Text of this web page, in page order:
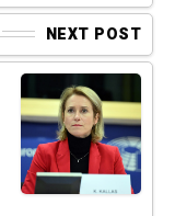
NEXT POST